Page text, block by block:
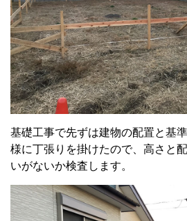
基礎工事で先ずは建物の配置と基
様に丁張りを掛けたので、高さと
いがないか検査します。